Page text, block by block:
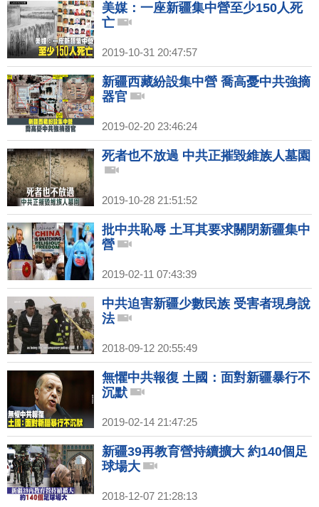
美媒：一座新疆集中營至少150人死
亡
2019-10-31 20:47:57
新疆西藏紛設集中營 喬高憂中共強摘
器官
2019-02-20 23:46:24
死者也不放過 中共正摧毀維族人墓園
2019-10-28 21:51:52
批中共恥辱 土耳其要求關閉新疆集中
營
2019-02-11 07:43:39
中共迫害新疆少數民族 受害者現身說
法
2018-09-12 20:55:49
無懼中共報復 土國：面對新疆暴行不
沉默
2019-02-14 21:47:25
新疆39再教育營持續擴大 約140個足
球場大
2018-12-07 21:28:13